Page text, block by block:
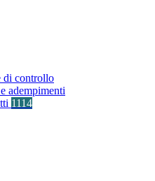
di controllo
adempimenti
1114